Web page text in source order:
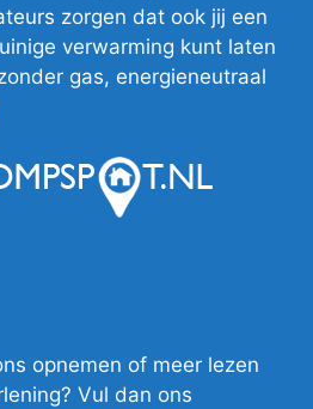
zorgen dat ook jij een
verwarming kunt laten
gas, energieneutraal
opnemen of meer lezen
Vul dan ons